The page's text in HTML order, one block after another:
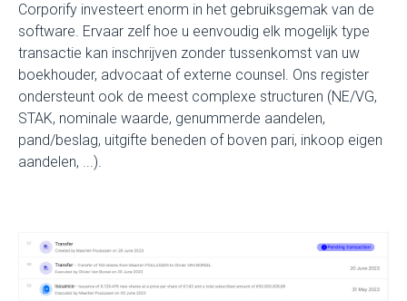
Corporify investeert enorm in het gebruiksgemak van de
software. Ervaar zelf hoe u eenvoudig elk mogelijk type
transactie kan inschrijven zonder tussenkomst van uw
boekhouder, advocaat of externe counsel. Ons register
ondersteunt ook de meest complexe structuren (NE/VG,
STAK, nominale waarde, genummerde aandelen,
pand/beslag, uitgifte beneden of boven pari, inkoop eigen
aandelen, ...).